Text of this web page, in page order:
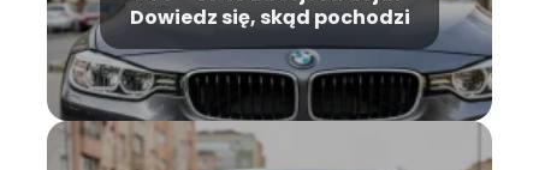
Dowiedz się, skąd pochodzi